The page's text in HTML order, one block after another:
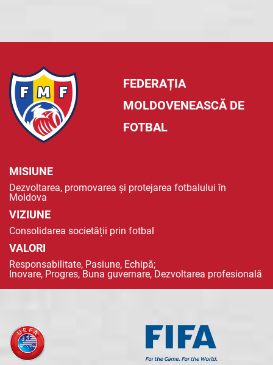
FEDERAȚIA
MOLDOVENEASCĂ DE
FOTBAL
MISIUNE
Dezvoltarea, promovarea și protejarea fotbalului în
Moldova
VIZIUNE
Consolidarea societății prin fotbal
VALORI
Responsabilitate, Pasiune, Echipă;
Inovare, Progres, Buna guvernare, Dezvoltarea profesională